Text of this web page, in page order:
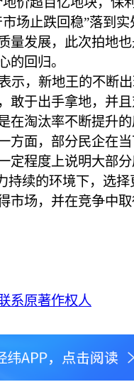
场止跌回稳”落到实
量发展，此次拍地
的回归。
，新地王的不断出
敢于出手拿地，并
在淘汰率不断提升
方面，部分民企在
定程度上说明大部
持续的环境下，选择
市场，并在竞争中
系原著作权人